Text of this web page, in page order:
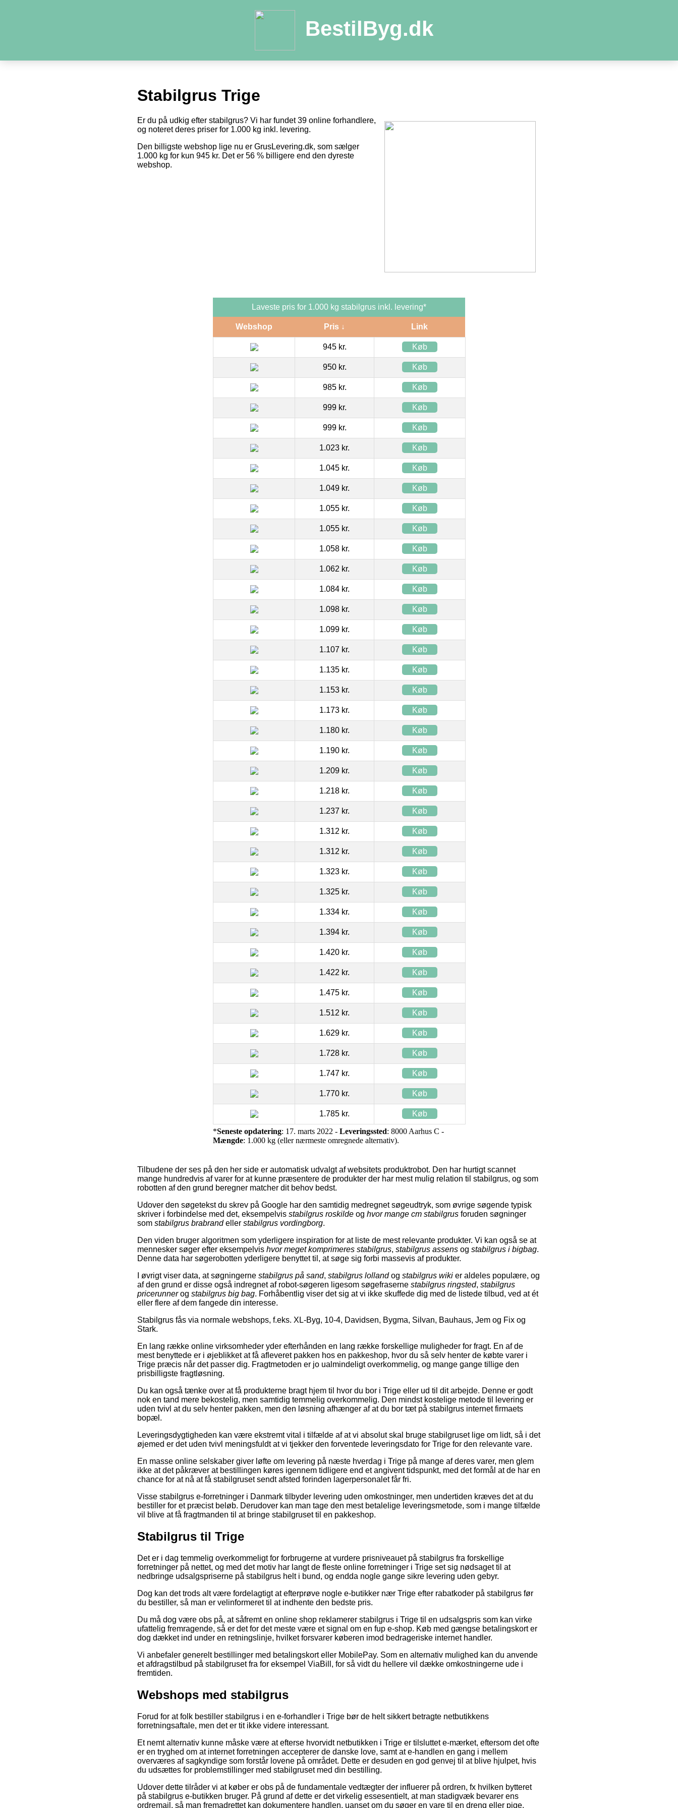
BestilByg.dk
Stabilgrus Trige
Er du på udkig efter stabilgrus? Vi har fundet 39 online forhandlere,
og noteret deres priser for 1.000 kg inkl. levering.
Den billigste webshop lige nu er GrusLevering.dk, som sælger
1.000 kg for kun 945 kr. Det er 56 % billigere end den dyreste
webshop.
Laveste pris for 1.000 kg stabilgrus inkl. levering*
Webshop Pris ↓ Link
945 kr. Køb
950 kr. Køb
985 kr. Køb
999 kr. Køb
999 kr. Køb
1.023 kr. Køb
1.045 kr. Køb
1.049 kr. Køb
1.055 kr. Køb
1.055 kr. Køb
1.058 kr. Køb
1.062 kr. Køb
1.084 kr. Køb
1.098 kr. Køb
1.099 kr. Køb
1.107 kr. Køb
1.135 kr. Køb
1.153 kr. Køb
1.173 kr. Køb
1.180 kr. Køb
1.190 kr. Køb
1.209 kr. Køb
1.218 kr. Køb
1.237 kr. Køb
1.312 kr. Køb
1.312 kr. Køb
1.323 kr. Køb
1.325 kr. Køb
1.334 kr. Køb
1.394 kr. Køb
1.420 kr. Køb
1.422 kr. Køb
1.475 kr. Køb
1.512 kr. Køb
1.629 kr. Køb
1.728 kr. Køb
1.747 kr. Køb
1.770 kr. Køb
1.785 kr. Køb
*Seneste opdatering: 17. marts 2022 - Leveringssted: 8000 Aarhus C -
Mængde: 1.000 kg (eller nærmeste omregnede alternativ).
Tilbudene der ses på den her side er automatisk udvalgt af websitets produktrobot. Den har hurtigt scannet
mange hundredvis af varer for at kunne præsentere de produkter der har mest mulig relation til stabilgrus, og som
robotten af den grund beregner matcher dit behov bedst.
Udover den søgetekst du skrev på Google har den samtidig medregnet søgeudtryk, som øvrige søgende typisk
skriver i forbindelse med det, eksempelvis stabilgrus roskilde og hvor mange cm stabilgrus foruden søgninger
som stabilgrus brabrandeller stabilgrus vordingborg.
Den viden bruger algoritmen som yderligere inspiration for at liste de mest relevante produkter. Vi kan også se at
mennesker søger efter eksempelvis hvor meget komprimeres stabilgrus, stabilgrus assens og stabilgrus i bigbag.
Denne data har søgerobotten yderligere benyttet til, at søge sig forbi massevis af produkter.
I øvrigt viser data, at søgningerne stabilgrus på sand, stabilgrus lollandog stabilgrus wiki er aldeles populære, og
af den grund er disse også indregnet af robot-søgeren ligesom søgefraserne stabilgrus ringsted, stabilgrus
pricerunnerog stabilgrus big bag. Forhåbentlig viser det sig at vi ikke skuffede dig med de listede tilbud, ved at ét
eller flere af dem fangede din interesse.
Stabilgrus fås via normale webshops, f.eks. XL-Byg, 10-4, Davidsen, Bygma, Silvan, Bauhaus, Jem og Fix og
Stark.
En lang række online virksomheder yder efterhånden en lang række forskellige muligheder for fragt. En af de
mest benyttede er i øjeblikket at få afleveret pakken hos en pakkeshop, hvor du så selv henter de købte varer i
Trige præcis når det passer dig. Fragtmetoden er jo ualmindeligt overkommelig, og mange gange tillige den
prisbilligste fragtløsning.
Du kan også tænke over at få produkterne bragt hjem til hvor du bor i Trige eller ud til dit arbejde. Denne er godt
nok en tand mere bekostelig, men samtidig temmelig overkommelig. Den mindst kostelige metode til levering er
uden tvivl at du selv henter pakken, men den løsning afhænger af at du bor tæt på stabilgrus internet firmaets
bopæl.
Leveringsdygtigheden kan være ekstremt vital i tilfælde af at vi absolut skal bruge stabilgruset lige om lidt, så i det
øjemed er det uden tvivl meningsfuldt at vi tjekker den forventede leveringsdato for Trige for den relevante vare.
En masse online selskaber giver løfte om levering på næste hverdag i Trige på mange af deres varer, men glem
ikke at det påkræver at bestillingen køres igennem tidligere end et angivent tidspunkt, med det formål at de har en
chance for at nå at få stabilgruset sendt afsted forinden lagerpersonalet får fri.
Visse stabilgrus e-forretninger i Danmark tilbyder levering uden omkostninger, men undertiden kræves det at du
bestiller for et præcist beløb. Derudover kan man tage den mest betalelige leveringsmetode, som i mange tilfælde
vil blive at få fragtmanden til at bringe stabilgruset til en pakkeshop.
Stabilgrus til Trige
Det er i dag temmelig overkommeligt for forbrugerne at vurdere prisniveauet på stabilgrus fra forskellige
forretninger på nettet, og med det motiv har langt de fleste online forretninger i Trige set sig nødsaget til at
nedbringe udsalgspriserne på stabilgrus helt i bund, og endda nogle gange sikre levering uden gebyr.
Dog kan det trods alt være fordelagtigt at efterprøve nogle e-butikker nær Trige efter rabatkoder på stabilgrus før
du bestiller, så man er velinformeret til at indhente den bedste pris.
Du må dog være obs på, at såfremt en online shop reklamerer stabilgrus i Trige til en udsalgspris som kan virke
ufattelig fremragende, så er det for det meste være et signal om en fup e-shop. Køb med gængse betalingskort er
dog dækket ind under en retningslinje, hvilket forsvarer køberen imod bedrageriske internet handler.
Vi anbefaler generelt bestillinger med betalingskort eller MobilePay. Som en alternativ mulighed kan du anvende
et afdragstilbud på stabilgruset fra for eksempel ViaBill, for så vidt du hellere vil dække omkostningerne ude i
fremtiden.
Webshops med stabilgrus
Forud for at folk bestiller stabilgrus i en e-forhandler i Trige bør de helt sikkert betragte netbutikkens
forretningsaftale, men det er tit ikke videre interessant.
Et nemt alternativ kunne måske være at efterse hvorvidt netbutikken i Trige er tilsluttet e-mærket, eftersom det ofte
er en tryghed om at internet forretningen accepterer de danske love, samt at e-handlen en gang i mellem
overværes af sagkyndige som forstår lovene på området. Dette er desuden en god genvej til at blive hjulpet, hvis
du udsættes for problemstillinger med stabilgruset med din bestilling.
Udover dette tilråder vi at køber er obs på de fundamentale vedtægter der influerer på ordren, fx hvilken bytteret
på stabilgrus e-butikken bruger. På grund af dette er det virkelig essesentielt, at man stadigvæk bevarer ens
ordremail, så man fremadrettet kan dokumentere handlen, uanset om du søger en vare til en dreng eller pige.